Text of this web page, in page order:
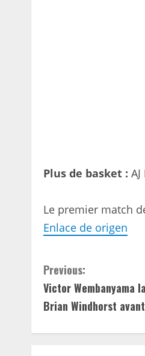
Plus de basket :
Le premier match
Enlace de origen
C
o
Previous:
Victor Wembanyama
Brian Windhorst